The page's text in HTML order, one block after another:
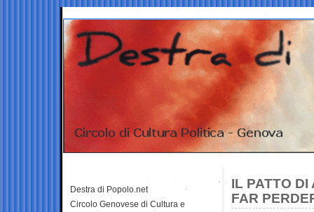
IL PATTO DI
FAR
Destra di Popolo.net
Circolo Genovese di Cultura e